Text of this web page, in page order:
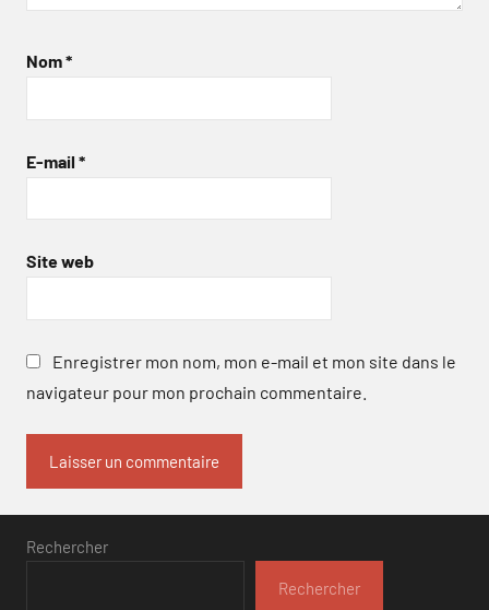
Nom*
E-mail *
Site web
Enregistrer mon nom, mon e-mail et mon site dans le
navigateur pour mon prochain commentaire.
Rechercher
Rechercher